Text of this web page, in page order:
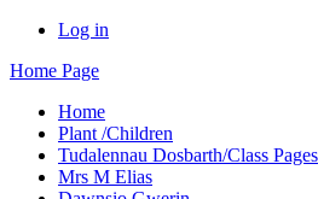
Log in
Home Page
Home
Plant /Children
Tudalennau Dosbarth/Class Pages
Mrs M Elias